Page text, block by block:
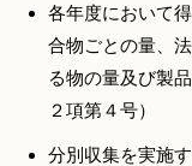
各年度において
合物ごとの量、
る物の量及び製
２項第４号）
分別収集を実施